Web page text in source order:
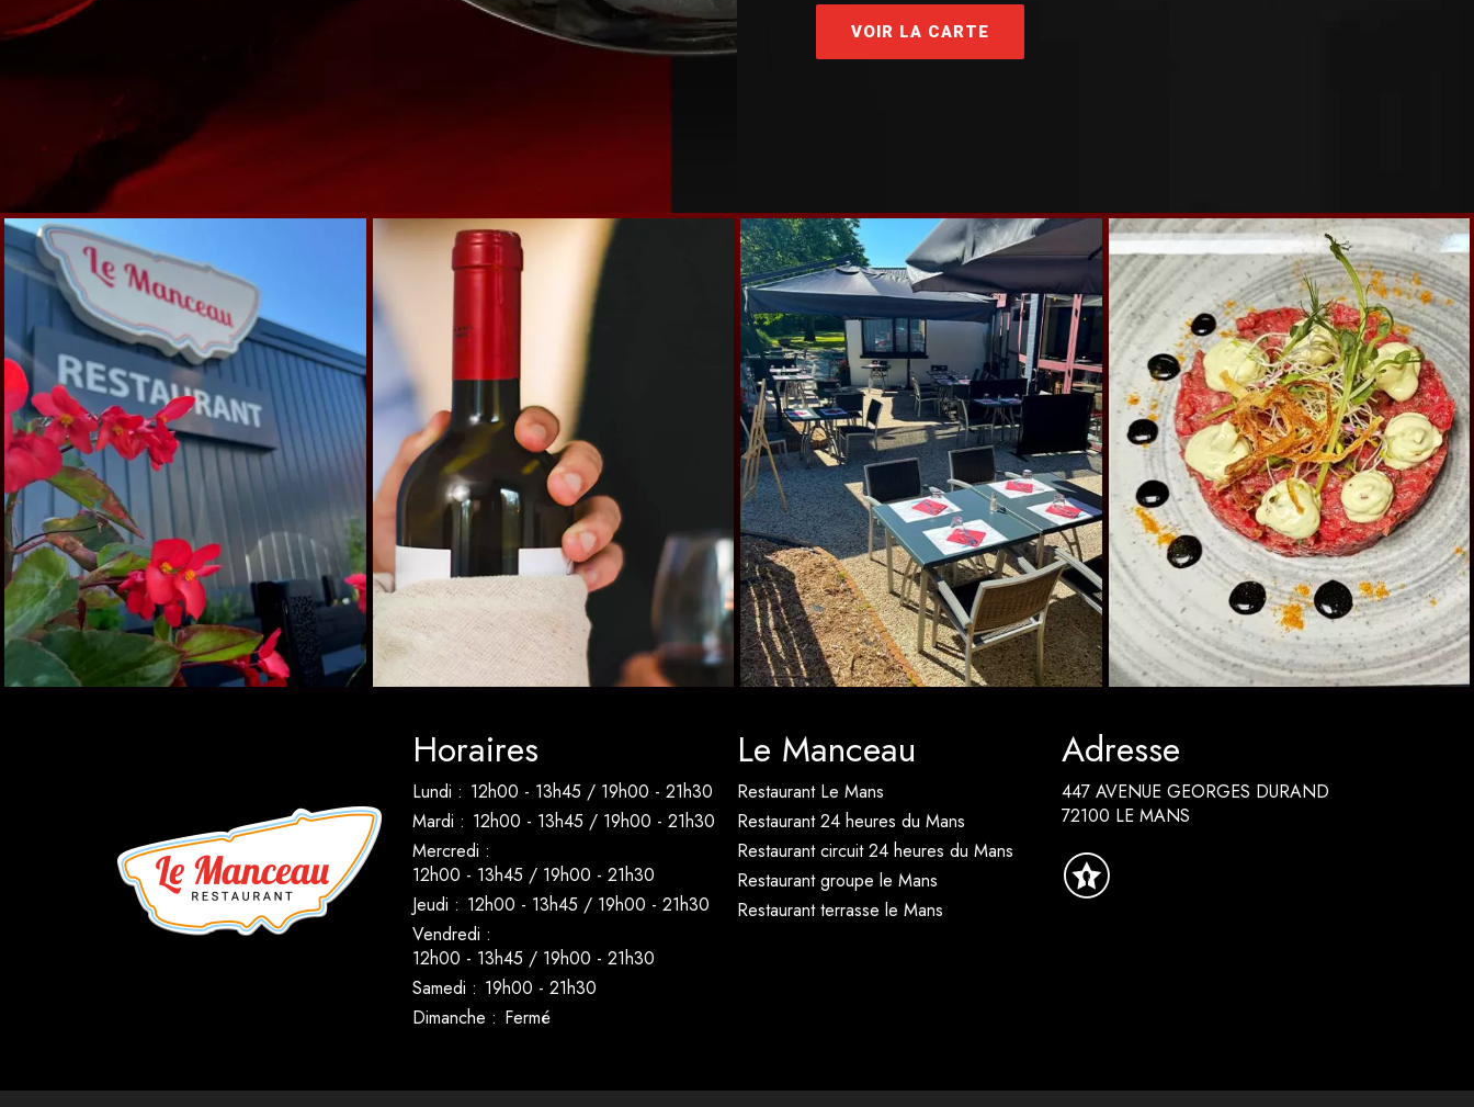
VOIR LA CARTE
Horaires
Lundi : 12h00 - 13h45 / 19h00 - 21h30
Mardi : 12h00 - 13h45 / 19h00 - 21h30
Mercredi :
12h00 - 13h45 / 19h00 - 21h30
Jeudi : 12h00 - 13h45 / 19h00 - 21h30
Vendredi :
12h00 - 13h45 / 19h00 - 21h30
Samedi : 19h00 - 21h30
Dimanche : Fermé
Le Manceau
Restaurant Le Mans
Restaurant 24 heures du Mans
Restaurant circuit 24 heures du Mans
Restaurant groupe le Mans
Restaurant terrasse le Mans
Adresse
447 AVENUE GEORGES DURAND
72100 LE MANS